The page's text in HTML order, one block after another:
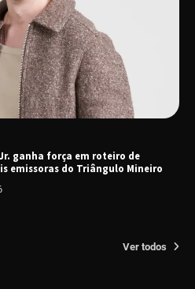
ganha força em roteiro de
emissoras do Triângulo Mineiro
Ver todos
recebe em agosto turnê de 30 anos
estreia espetáculo de lançamento
Abraço no Planeta